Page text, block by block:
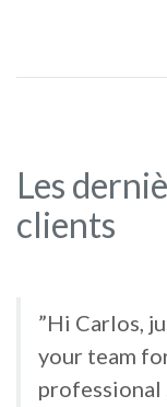
Les
clients
”Hi Carlos,
your team
professional